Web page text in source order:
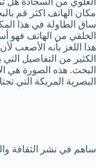
مكان الهاتف اكثر قم
ساق الطاولة في هذا
الخلفي من الهاتف فهو
هذا اللغز بأنه الأصعب
الكثير من التفاصيل
البحث. هذه الصورة هي
البصرية المربكة التي
ساهم في نشر الثقافة